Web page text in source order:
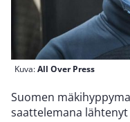
Kuva:All Over Press
Suomen
saattelemana lähtenyt